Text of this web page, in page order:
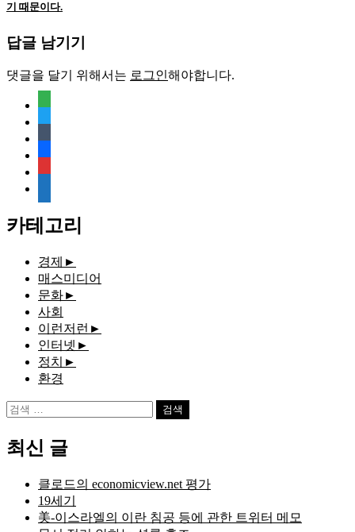
기 때문이다.
답글 남기기
댓글을 달기 위해서는 로그인해야합니다.
document
카테고리
경제 ►
매스미디어
문화►
사회
이런저런 ►
인터넷 ►
정치 ►
환경
검
최신 글
클로드의 economicview.net 평가
19세기
美-이스라엘의 이란 침공 등에 관한 트위터 메모